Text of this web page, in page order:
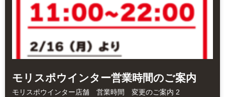
モリスポウインター営業時間のご案内
モリスポウインター店舗 営業時間 変更のご案内 2